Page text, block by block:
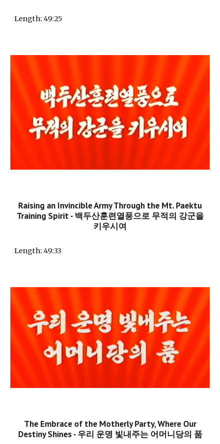
Length:49:25
Raising an Invincible Army Through the Mt. Paektu
Training Spirit - 백두산훈련열풍으로 무적의 강군을
키우시여
Length: 49:33
The Embrace of the Motherly Party, Where Our
Destiny Shines - 우리 운명 빛내주는 어머니당의 품